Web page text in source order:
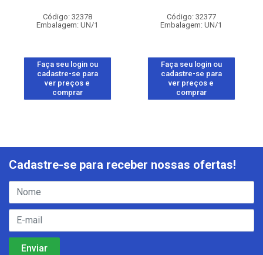
Código: 32378
Embalagem: UN/1
Faça seu login ou
cadastre-se para
ver preços e
comprar
Código: 32377
Embalagem: UN/1
Faça seu login ou
cadastre-se para
ver preços e
comprar
Cadastre-se para receber nossas ofertas!